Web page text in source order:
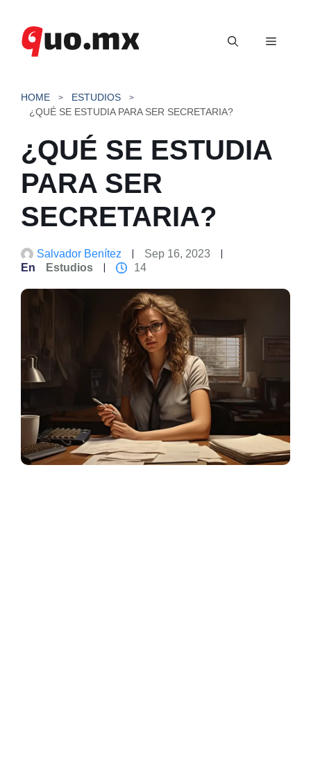
contenido
Menú
HOME
ESTUDIOS
¿QUÉ SE ESTUDIA PARA SER SECRETARIA?
¿QUÉ SE ESTUDIA
PARA SER
SECRETARIA?
Salvador Benítez
Sep 16, 2023
En
Estudios 14